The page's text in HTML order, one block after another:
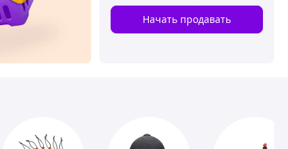
Начать продавать